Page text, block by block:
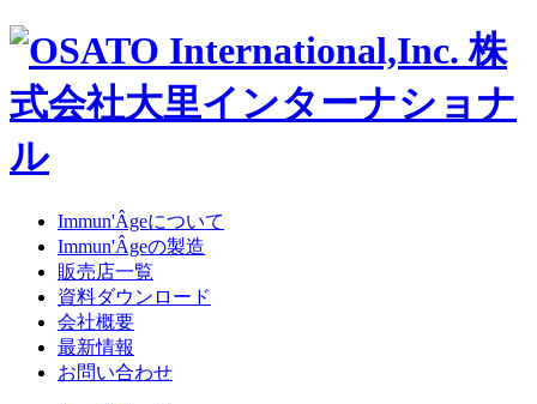
Immun'Âgeについて
Immun'Âgeの製造
販売店一覧
資料ダウンロード
会社概要
最新情報
お問い合わせ